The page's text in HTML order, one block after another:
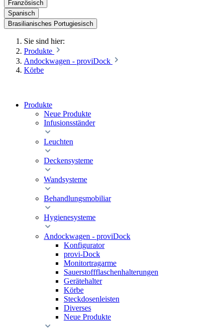
Französisch
Spanisch
Brasilianisches Portugiesisch
Sie sind hier:
Produkte
Andockwagen - proviDock
Körbe
Produkte
Neue Produkte
Infusionsständer
Leuchten
Deckensysteme
Wandsysteme
Behandlungsmobiliar
Hygienesysteme
Andockwagen - proviDock
Konfigurator
provi-Dock
Monitortragarme
Sauerstoffflaschenhalterungen
Gerätehalter
Körbe
Steckdosenleisten
Diverses
Neue Produkte